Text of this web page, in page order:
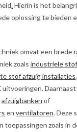
.Hierin is het
oplossing te bieden
omvat een brede
zoalsindustriele
stof afzuig installaties
uitvoeringen.
afzuigbanken of
enventilatoren. Deze
toepassingen zoals in